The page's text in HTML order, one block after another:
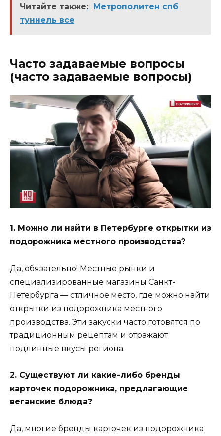
Читайте также: Метрополитен спб
туннель все
Часто задаваемые вопросы
(часто задаваемые вопросы)
1. Можно ли найти в Петербурге открытки из
подорожника местного производства?
Да, обязательно! Местные рынки и
специализированные магазины Санкт-
Петербурга — отличное место, где можно найти
открытки из подорожника местного
производства. Эти закуски часто готовятся по
традиционным рецептам и отражают
подлинные вкусы региона.
2. Существуют ли какие-либо бренды
карточек подорожника, предлагающие
веганские блюда?
Да, многие бренды карточек из подорожника